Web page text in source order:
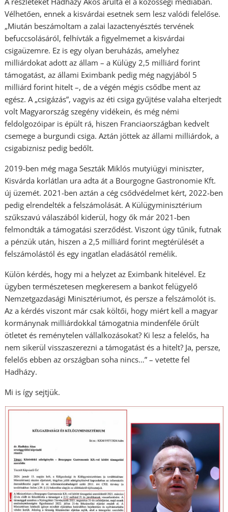
Vélhetően, ennek a kisvárdai esetnek sem lesz valódi felelőse.
„Miután beszámoltam a zalai lazactenyésztés tervének
befuccsolásáról, felhívták a figyelmemet a kisvárdai
csigaüzemre. Ez is egy olyan beruházás, amelyhez
milliárdokat adott az állam – a Külügy 2,5 milliárd forint
támogatást, az állami Eximbank pedig még nagyjából 5
milliárd forint hitelt –, de a végén mégis csődbe ment az
egész. A „csigázás”, vagyis az éti csiga gyűjtése valaha elterjedt
volt Magyarország szegény vidékein, és még némi
feldolgozóipar is épült rá, hiszen Franciaországban kedvelt
csemege a burgundi csiga. Aztán jöttek az állami milliárdok, a
csigabiznisz pedig bedőlt.
2019-ben még maga Seszták Miklós mutyiügyi miniszter,
Kisvárda korlátlan ura adta át a Bourgogne Gastronomie Kft.
új üzemét. 2021-ben aztán a cég csődvédelmet kért, 2022-ben
pedig elrendelték a felszámolását. A Külügyminisztérium
szűkszavú válaszából kiderül, hogy ők már 2021-ben
felmondták a támogatási szerződést. Viszont úgy tűnik, futnak
a pénzük után, hiszen a 2,5 milliárd forint megtérülését a
felszámolástól és egy ingatlan eladásától remélik.
Külön kérdés, hogy mi a helyzet az Eximbank hitelével. Ez
ügyben természetesen megkeresem a bankot felügyelő
Nemzetgazdasági Minisztériumot, és persze a felszámolót is.
Az a kérdés viszont már csak költői, hogy miért kell a magyar
kormánynak milliárdokkal támogatnia mindenféle őrült
ötletet és reménytelen vállalkozásokat? Ki lesz a felelős, ha
nem sikerül visszaszerezni a támogatást és a hitelt? Ja, persze,
felelős ebben az országban soha nincs…” – vetette fel
Hadházy.
Mi is így sejtjük.